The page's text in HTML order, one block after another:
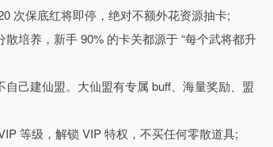
均可通过游戏内玩法、福利活动 100% 免费获
搭配多维度养成体系与神将羁绊机制，玩家可通过
从无名统帅到封神霸主的传奇征程。
霸】
场，真实还原古代战争地貌与城池关隘布局，打破
池占领的全流程古代攻城战，沉浸式体验运筹帷
次保底红将即停，绝对不额外花资源抽卡;
培养，新手 90% 的卡关都源于 “每个武将都升
己建仙盟。大仙盟有专属 buff、海量奖励、盟
等级，解锁 VIP 特权，不买任何零散道具;